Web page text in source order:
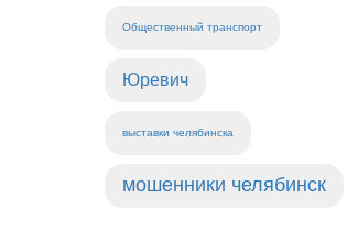
Общественный транспорт
Юревич
выставки челябинска
мошенники челябинск